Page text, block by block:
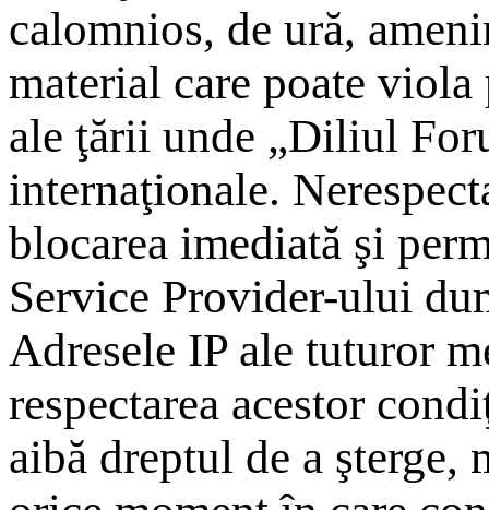
calomnios, de ură,
material care poate
ale ţării unde „Diliul
internaţionale.
blocarea imediată şi
Service Provider-ului
Adresele IP ale tuturor
respectarea acestor
aibă dreptul de a